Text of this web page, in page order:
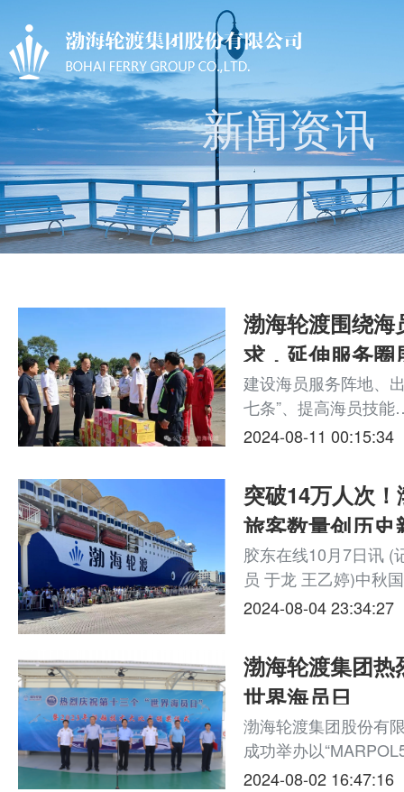
新闻资讯
渤海轮渡围绕海
求，延伸服务
工幸福感
建设海员服务阵地、
七条”、提高海员技
服务圈层、提升服务
滚码头...
2024-08-11 00:15:34
突破14万人次
旅客数量创历史
胶东在线10月7日讯 (
员 于龙 王乙婷)中秋
轮渡烟台至大连、蓬
13.9万人次，同...
2024-08-04 23:34:27
渤海轮渡集团热
世界海员日
渤海轮渡集团股份有
成功举办以
诺在继续，关注海员
2024-08-02 16:47:16